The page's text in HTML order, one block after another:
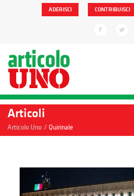
ADERISCI CONTRIBUISCI
Articoli
Articolo Uno / Quirinale